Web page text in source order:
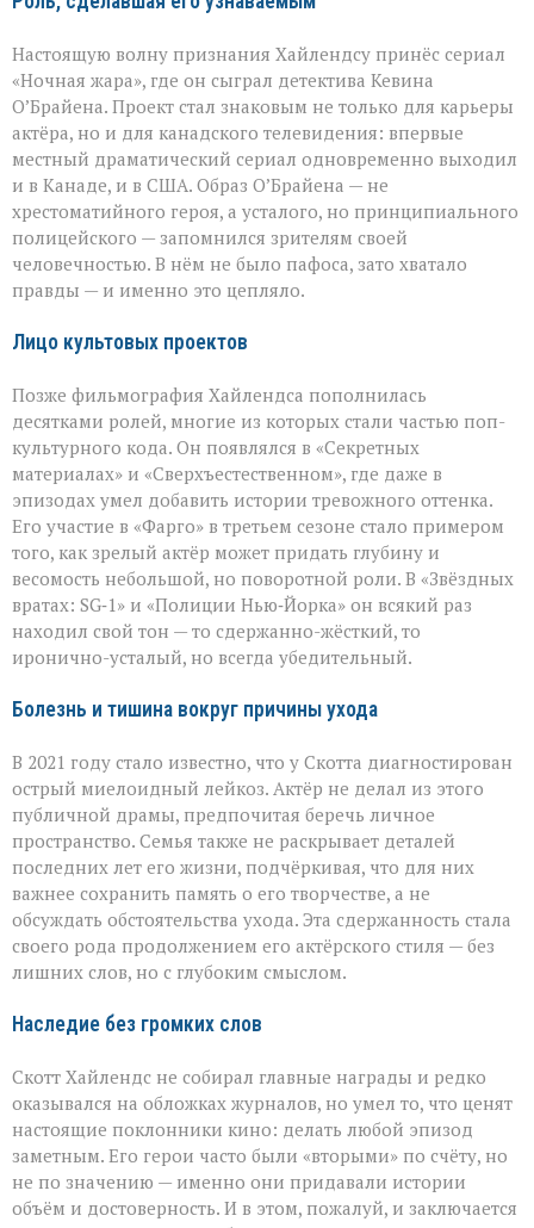
Настоящую волну признания Хайлендсу принёс сериал
«Ночная жара», где он сыграл детектива Кевина
О’Брайена. Проект стал знаковым не только для карьеры
актёра, но и для канадского телевидения: впервые
местный драматический сериал одновременно выходил
и в Канаде, и в США. Образ О’Брайена — не
хрестоматийного героя, а усталого, но принципиального
полицейского — запомнился зрителям своей
человечностью. В нём не было пафоса, зато хватало
правды — и именно это цепляло.
Лицо культовых проектов
Позже фильмография Хайлендса пополнилась
десятками ролей, многие из которых стали частью поп-
культурного кода. Он появлялся в «Секретных
материалах» и «Сверхъестественном», где даже в
эпизодах умел добавить истории тревожного оттенка.
Его участие в «Фарго» в третьем сезоне стало примером
того, как зрелый актёр может придать глубину и
весомость небольшой, но поворотной роли. В «Звёздных
вратах: SG‑1» и «Полиции Нью‑Йорка» он всякий раз
находил свой тон — то сдержанно-жёсткий, то
иронично-усталый, но всегда убедительный.
Болезнь и тишина вокруг причины ухода
В 2021 году стало известно, что у Скотта диагностирован
острый миелоидный лейкоз. Актёр не делал из этого
публичной драмы, предпочитая беречь личное
пространство. Семья также не раскрывает деталей
последних лет его жизни, подчёркивая, что для них
важнее сохранить память о его творчестве, а не
обсуждать обстоятельства ухода. Эта сдержанность стала
своего рода продолжением его актёрского стиля — без
лишних слов, но с глубоким смыслом.
Наследие без громких слов
Скотт Хайлендс не собирал главные награды и редко
оказывался на обложках журналов, но умел то, что ценят
настоящие поклонники кино: делать любой эпизод
заметным. Его герои часто были «вторыми» по счёту, но
не по значению — именно они придавали истории
объём и достоверность. И в этом, пожалуй, и заключается